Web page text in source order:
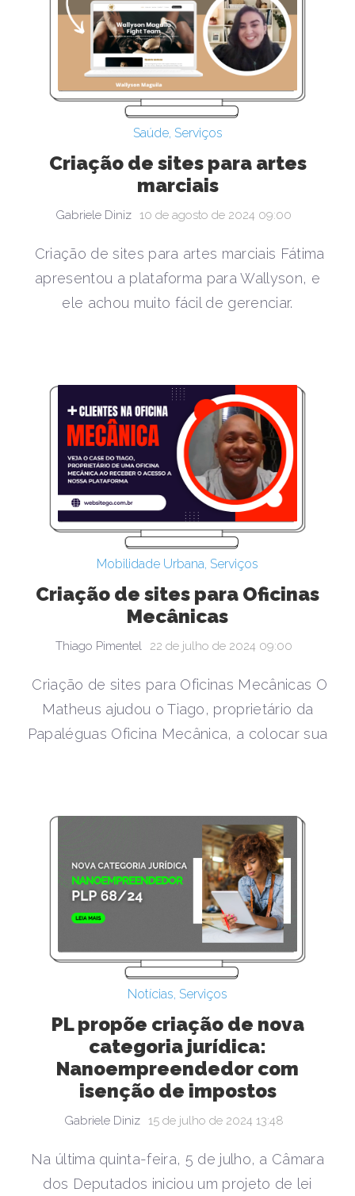
Saúde, Serviços
Criação de sites para artes
marciais
Gabriele Diniz 10 de agosto de 2024 09:00
Criação de sites para artes marciais Fátima
apresentou a plataforma para Wallyson, e
ele achou muito fácil de gerenciar.
Mobilidade Urbana, Serviços
Criação de sites para Oficinas
Mecânicas
Thiago Pimentel 22 de julho de 2024 09:00
Criação de sites para Oficinas Mecânicas O
Matheus ajudou o Tiago, proprietário da
Papaléguas Oficina Mecânica, a colocar sua
Notícias, Serviços
PL propõe criação de nova
categoria jurídica:
Nanoempreendedor com
isenção de impostos
Gabriele Diniz 15 de julho de 2024 13:48
Na última quinta-feira, 5 de julho, a Câmara
dos Deputados iniciou um projeto de lei